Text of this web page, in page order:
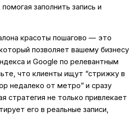
заполнить запись и
красоты пошагово — это
позволяет вашему бизнесу
и Google по релевантным
что клиенты ищут “стрижку в
недалеко от метро” и сразу
стратегия не только привлекает
его в реальные записи,